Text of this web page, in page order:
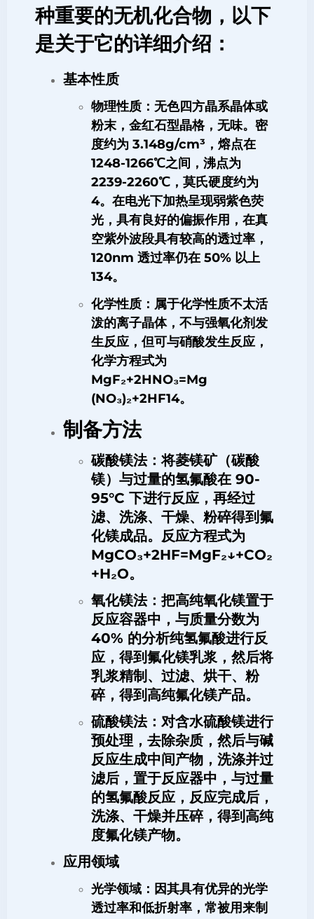
种重要的无机化合物，以下
是关于它的详细介绍：
基本性质
物理性质 ：无色四方晶系晶体或
粉末，金红石型晶格，无味。密
度约为 3.148g/cm³，熔点在
1248-1266℃之间，沸点为
2239-2260℃，莫氏硬度约为
4。在电光下加热呈现弱紫色荧
光，具有良好的偏振作用，在真
空紫外波段具有较高的透过率，
120nm 透过率仍在 50% 以上
134。
化学性质 ：属于化学性质不太活
泼的离子晶体，不与强氧化剂发
生反应，但可与硝酸发生反应，
化学方程式为
MgF₂+2HNO₃=Mg
(NO₃)₂+2HF14。
制备方法
碳酸镁法：将菱镁矿（碳酸
镁）与过量的氢氟酸在 90-
95°C 下进行反应，再经过
滤、洗涤、干燥、粉碎得到氟
化镁成品。反应方程式为
MgCO₃+2HF=MgF₂↓+CO₂
+H₂O。
氧化镁法：把高纯氧化镁置于
反应容器中，与质量分数为
40% 的分析纯氢氟酸进行反
应，得到氟化镁乳浆，然后将
乳浆精制、过滤、烘干、粉
碎，得到高纯氟化镁产品。
硫酸镁法：对含水硫酸镁进行
预处理，去除杂质，然后与碱
反应生成中间产物，洗涤并过
滤后，置于反应器中，与过量
的氢氟酸反应，反应完成后，
洗涤、干燥并压碎，得到高纯
度氟化镁产物。
应用领域
光学领域 ：因其具有优异的光学
透过率和低折射率，常被用来制